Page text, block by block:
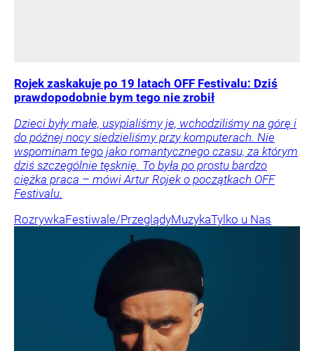
Rojek zaskakuje po 19 latach OFF Festivalu: Dziś
prawdopodobnie bym tego nie zrobił
Dzieci były małe, usypialiśmy je, wchodziliśmy na górę i
do późnej nocy siedzieliśmy przy komputerach. Nie
wspominam tego jako romantycznego czasu, za którym
dziś szczególnie tęsknię. To była po prostu bardzo
ciężka praca – mówi Artur Rojek o początkach OFF
Festivalu.
RozrywkaFestiwale/PrzeglądyMuzykaTylko u Nas